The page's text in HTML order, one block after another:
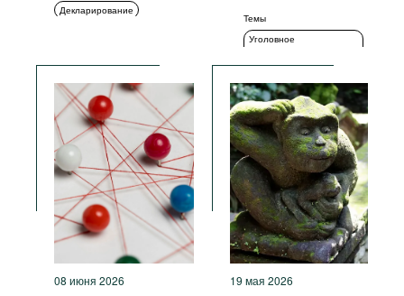
Декларирование
Темы
Уголовное
08 июня 2026 19 мая 2026